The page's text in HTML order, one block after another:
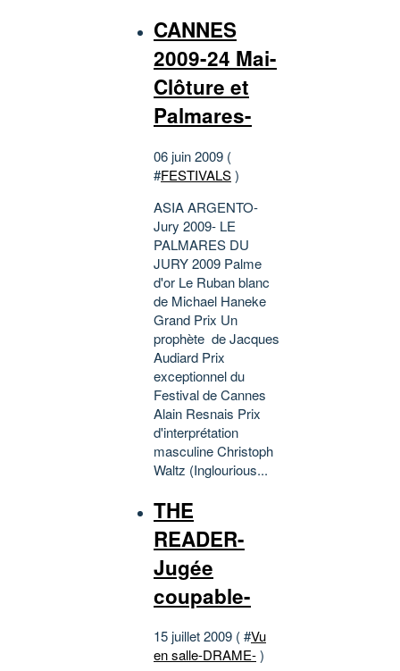
CANNES
2009-24 Mai-
Clôture et
Palmares-
06 juin 2009 (
#FESTIVALS)
ASIA ARGENTO-
Jury 2009- LE
PALMARES DU
JURY 2009 Palme
d'or Le Ruban blanc
de Michael Haneke
Grand Prix Un
prophète de Jacques
Audiard Prix
exceptionnel du
Festival de Cannes
Alain Resnais Prix
d'interprétation
masculine Christoph
Waltz (Inglourious...
THE
READER-
Jugée
coupable-
15 juillet 2009 ( #Vu
en salle-DRAME-)